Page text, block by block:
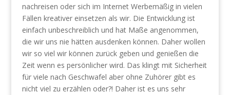
nachreisen oder sich im Internet Werbemäßig in vielen
Fällen kreativer einsetzen als wir. Die Entwicklung ist
einfach unbeschreiblich und hat Maße angenommen,
die wir uns nie hätten ausdenken können. Daher wollen
wir so viel wir können zurück geben und genießen die
Zeit wenn es persönlicher wird. Das klingt mit Sicherheit
für viele nach Geschwafel aber ohne Zuhörer gibt es
nicht viel zu erzählen oder?! Daher ist es uns sehr